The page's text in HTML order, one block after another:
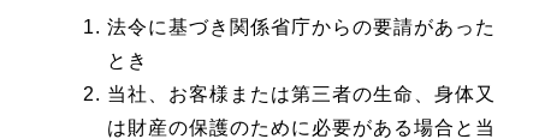
法令に基づき関係省庁からの要請があった
とき
当社、お客様または第三者の生命、身体又
は財産の保護のために必要がある場合と当